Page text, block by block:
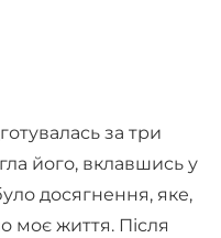
за три
його, вклавшись у
досягнення, яке,
моє життя. Після